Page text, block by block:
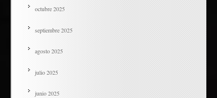
octubre 2025
septiembre 2025
agosto 2025
julio 2025
junio 2025